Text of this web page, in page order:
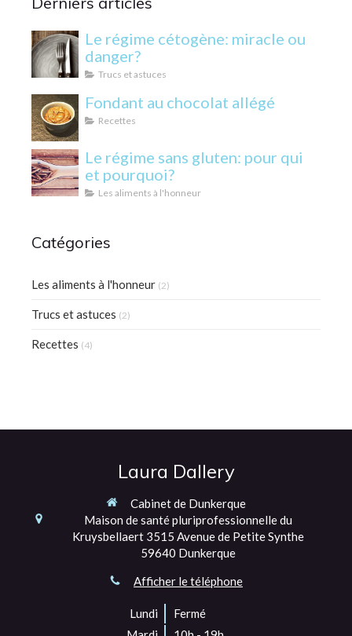
Le régime cétogène: miracle ou
danger?
Trucs et astuces
Fondant au chocolat allégé
Recettes
Le régime sans gluten: pour qui
et pourquoi?
Les aliments à l'honneur
Catégories
Les aliments à l'honneur (2)
Trucs et astuces (2)
Recettes (4)
Laura Dallery
Cabinet de Dunkerque
Maison de santé pluriprofessionnelle du
Kruysbellaert 3515 Avenue de Petite Synthe
59640 Dunkerque
Afficher le téléphone
Lundi
Fermé